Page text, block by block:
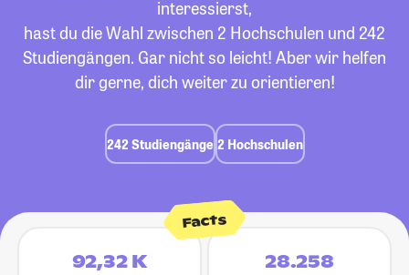
interessierst,
hast du die Wahl zwischen 2 Hochschulen und 242
Studiengängen. Gar nicht so leicht! Aber wir helfen
dir gerne, dich weiter zu orientieren!
242 Studiengänge 2 Hochschulen
Facts
92,32 K 28.258